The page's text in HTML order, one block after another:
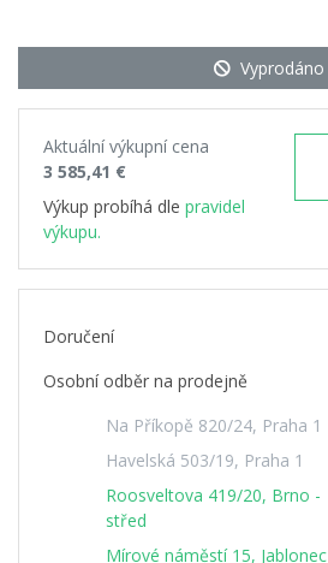
Vyprodáno
Aktuální výkupní cena
3 585,41 €
Výkup probíhá dle pravidel
výkupu.
Doručení
Osobní odběr na prodejně
Na Příkopě 820/24, Praha 1
Havelská 503/19, Praha 1
Roosveltova 419/20, Brno -
střed
Mírové náměstí 15, Jablonec